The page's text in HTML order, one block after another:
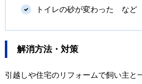
トイレの砂が変わった など
解消方法・対策
引越しや住宅のリフォームで飼い主と